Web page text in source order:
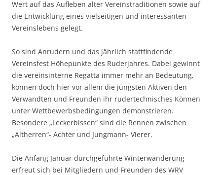
Wert auf das Aufleben alter Vereinstraditionen sowie auf
die Entwicklung eines vielseitigen und interessanten
Vereinslebens gelegt.
So sind Anrudern und das jährlich stattfindende
Vereinsfest Höhepunkte des Ruderjahres. Dabei gewinnt
die vereinsinterne Regatta immer mehr an Bedeutung,
können doch hier vor allem die jüngsten Aktiven den
Verwandten und Freunden ihr rudertechnisches Können
unter Wettbewerbsbedingungen demonstrieren.
Besondere „Leckerbissen“ sind die Rennen zwischen
„Altherren“- Achter und Jungmann- Vierer.
Die Anfang Januar durchgeführte Winterwanderung
erfreut sich bei Mitgliedern und Freunden des WRV